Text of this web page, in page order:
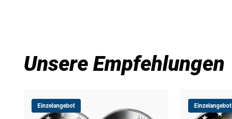
Unsere Empfehlungen
Einzelangebot Einzelangebot